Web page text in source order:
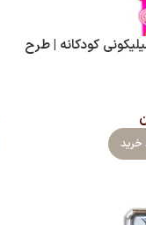
کودکانه | طرح
خرید